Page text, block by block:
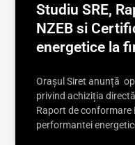
Studiu SRE,
NZEB si
energetice la
Orașul Siret anunță
privind achiziția
Raport de conformare
performantei